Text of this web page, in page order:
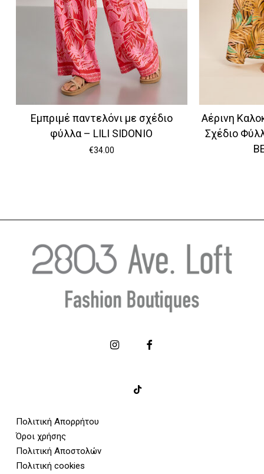
Εμπριμέ παντελόνι με σχέδιο
φύλλα – LILI SIDONIO
€34.00
Αέρινη
Σχέδιο
Πολιτική Απορρήτου
Όροι χρήσης
Πολιτική Αποστολών
Πολιτική cookies